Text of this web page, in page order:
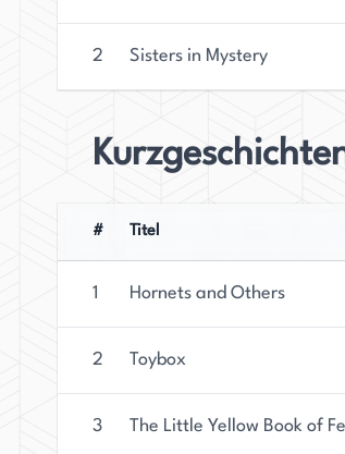
2 Sisters in Mystery
# Titel
1 Hornets and Others
2 Toybox
3 The Little Yellow Book of